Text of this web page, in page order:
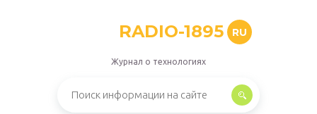
RADIO-1895 RU
Журнал о технологиях